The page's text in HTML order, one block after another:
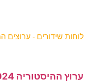
לוחות שידורים - ערוצים
ערוץ ההיסטוריה 14-10-2024